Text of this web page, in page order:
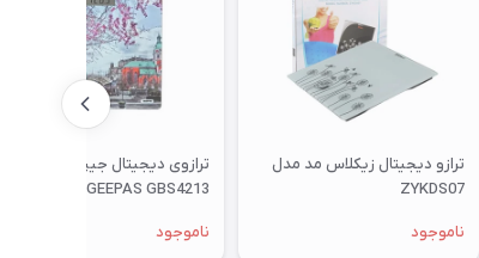
ترازو دیجیتال زیکلاس مد مدل
ZYKDS07
ناموجود
ترازوی دیجیتال جیپاس مدل
GEEPAS GBS4213
ناموجود